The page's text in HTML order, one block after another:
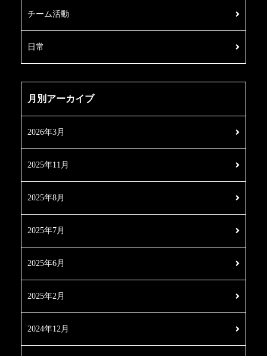
チーム活動
日常
月別アーカイブ
2026年3月
2025年11月
2025年8月
2025年7月
2025年6月
2025年2月
2024年12月